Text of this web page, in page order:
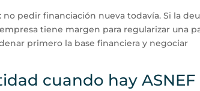
pedir financiación nueva todavía. Si la
tiene margen para regularizar una
primero la base financiera y negociar
cuando hay ASNEF